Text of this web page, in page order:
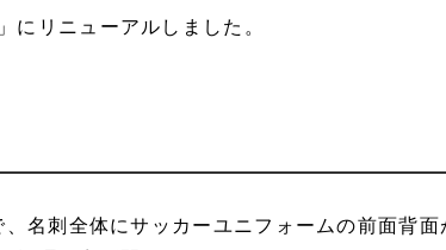
にリニューアルしました。
名刺全体にサッカーユニフォームの前面背面